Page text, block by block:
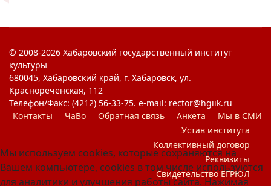
© 2008-2026 Хабаровский государственный институт
культуры
680045, Хабаровский край, г. Хабаровск, ул.
Краснореченская, 112
Телефон/Факс: (4212) 56-33-75. e-mail: rector@hgiik.ru
Контакты
ЧаВо Обратная связь Анкета
Мы в СМИ
Устав института
Коллективный договор
Реквизиты
Свидетельство ЕГРЮЛ
Мы используем cookies, которые сохраняются на
Вашем компьютере, cookies в том числе используются
для аналитики и улучшения работы сайта. Нажимая